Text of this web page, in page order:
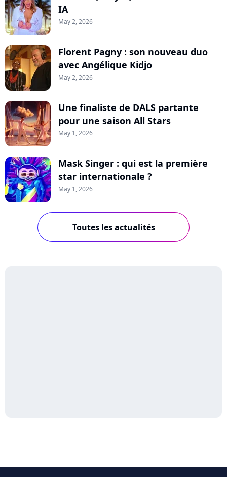
IA
May 2, 2026
Florent Pagny : son nouveau duo
avec Angélique Kidjo
May 2, 2026
Une finaliste de DALS partante
pour une saison All Stars
May 1, 2026
Mask Singer : qui est la première
star internationale ?
May 1, 2026
Toutes les actualités